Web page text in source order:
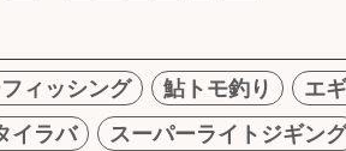
ィッシング 鮎トモ釣り エ
イラバ スーパーライトジギング